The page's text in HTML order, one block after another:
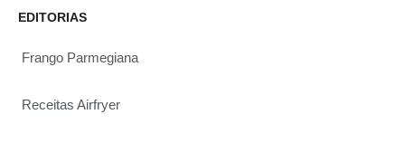
EDITORIAS
Frango Parmegiana
Receitas Airfryer